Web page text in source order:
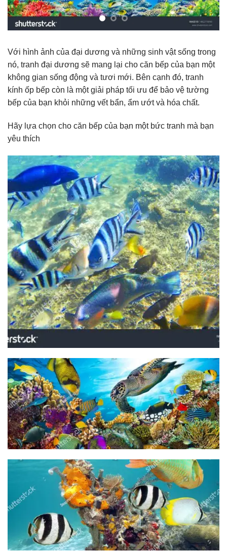
Với hình ảnh của đại dương và những sinh vật sống trong
nó, tranh đại dương sẽ mang lại cho căn bếp của bạn một
không gian sống động và tươi mới. Bên cạnh đó, tranh
kính ốp bếp còn là một giải pháp tối ưu để bảo vệ tường
bếp của bạn khỏi những vết bẩn, ẩm ướt và hóa chất.
Hãy lựa chọn cho căn bếp của bạn một bức tranh mà bạn
yêu thích